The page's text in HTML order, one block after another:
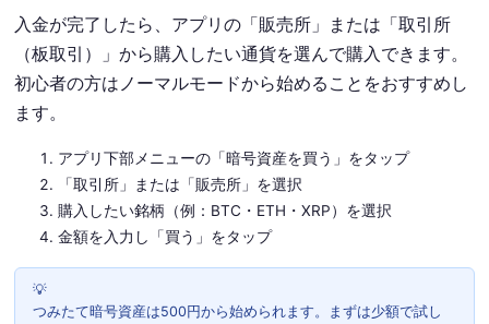
入金が完了したら、アプリの「販売所」または「取引所
（板取引）」から購入したい通貨を選んで購入できます。
初心者の方はノーマルモードから始めることをおすすめし
ます。
アプリ下部メニューの「暗号資産を買う」をタップ
「取引所」または「販売所」を選択
購入したい銘柄（例：BTC・ETH・XRP）を選択
金額を入力し「買う」をタップ
つみたて暗号資産は500円から始められます。まずは少額で試し